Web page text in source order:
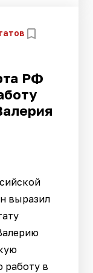
РФ
выразил
работу в